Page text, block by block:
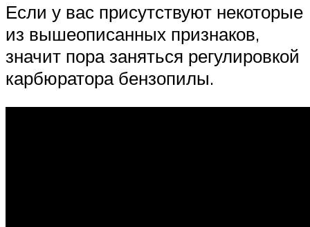
Если у вас присутствуют некоторые
из вышеописанных признаков,
значит пора заняться регулировкой
карбюратора бензопилы.